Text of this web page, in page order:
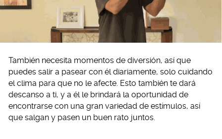
También necesita momentos de diversión, así que
puedes salir a pasear con él diariamente, solo cuidando
el clima para que no le afecte. Esto también te dará
descanso a ti, y a él le brindará la oportunidad de
encontrarse con una gran variedad de estímulos, así
que salgan y pasen un buen rato juntos.